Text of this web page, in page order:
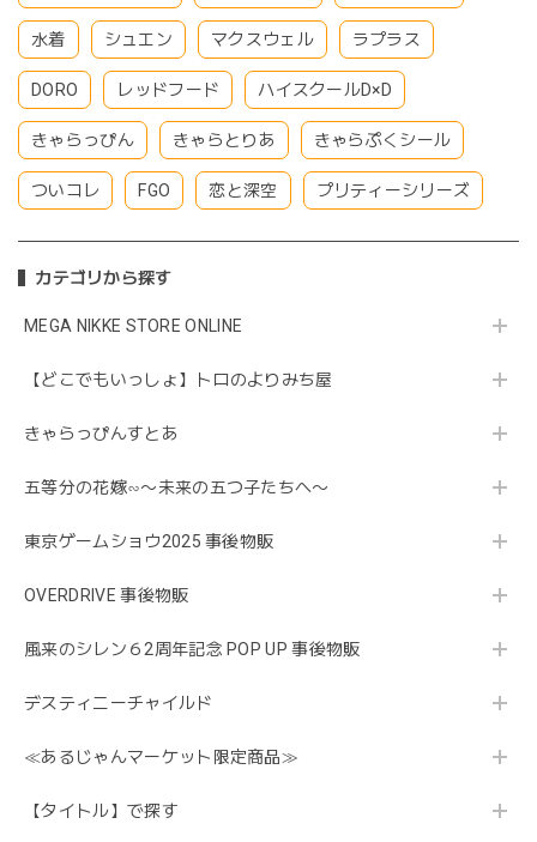
水着 シュエン マクスウェル ラプラス
DORO レッドフード ハイスクールD×D
きゃらっぴん きゃらとりあ きゃらぷくシール
ついコレ FGO 恋と深空 プリティーシリーズ
カテゴリから探す
MEGA NIKKE STORE ONLINE
【どこでもいっしょ】トロのよりみち屋
きゃらっぴんすとあ
五等分の花嫁∽〜未来の五つ子たちへ〜
東京ゲームショウ2025 事後物販
OVERDRIVE 事後物販
風来のシレン６2周年記念 POP UP 事後物販
デスティニーチャイルド
≪あるじゃんマーケット限定商品≫
【タイトル】で探す